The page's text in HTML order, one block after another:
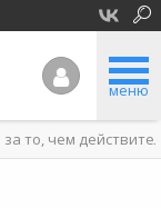
меню
то, чем